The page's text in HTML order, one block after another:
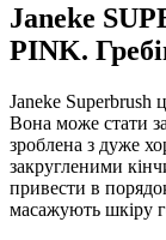
Janeke
PINK.
Janeke Superbrush
Вона може стати
зроблена з дуже
закругленими
привести в
масажують шкіру